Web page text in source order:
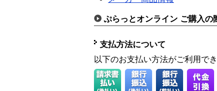
ぷらっとオンライン ご購入の
支払方法について
以下のお支払い方法がご利用で